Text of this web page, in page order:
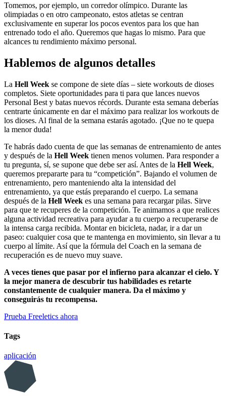
Tomemos, por ejemplo, un corredor olímpico. Durante las
olimpiadas o en otro campeonato, estos atletas se centran
exclusivamente en superar los pocos eventos para los que han
entrenado todo el año. Queremos que hagas lo mismo. Para que
alcances tu rendimiento máximo personal.
Hablemos de algunos detalles
La Hell Week se compone de siete días – siete workouts de dioses
completos. Siete oportunidades para ti para que lances nuevos
Personal Best y batas nuevos récords. Durante esta semana deberías
centrarte únicamente en dar el máximo para realizar los workouts de
los dioses. Al final de la semana estarás agotado. ¡Que no te quepa
la menor duda!
Te habrás dado cuenta de que las semanas de entrenamiento de antes
y después de la Hell Week tienen menos volumen. Para responder a
tu pregunta, sí, se supone que debe ser así. Antes de la Hell Week,
queremos prepararte para tu “competición”. Bajando el volumen de
entrenamiento, pero manteniendo alta la intensidad del
entrenamiento, ya que estás preparando el cuerpo. La semana
después de la Hell Week es una semana para recargar pilas. Sirve
para que te recuperes de la competición. Te animamos a que realices
alguna actividad recreativa para ayudar a tu cuerpo a recuperarse de
la intensa carga recibida. Montar en bicicleta, nadar, ir a dar un
paseo: cualquier cosa que te mantenga en movimiento, sin llevar a tu
cuerpo al límite. Así que la fórmula del Coach en la semana de
recuperación es de nuevo muy suave.
A veces tienes que pasar por el infierno para alcanzar el cielo. Y
la mejor manera de descubrir tus habilidades es retarte
constantemente de cualquier manera. Da el máximo y
conseguirás tu recompensa.
Prueba Freeletics ahora
Tags
aplicación